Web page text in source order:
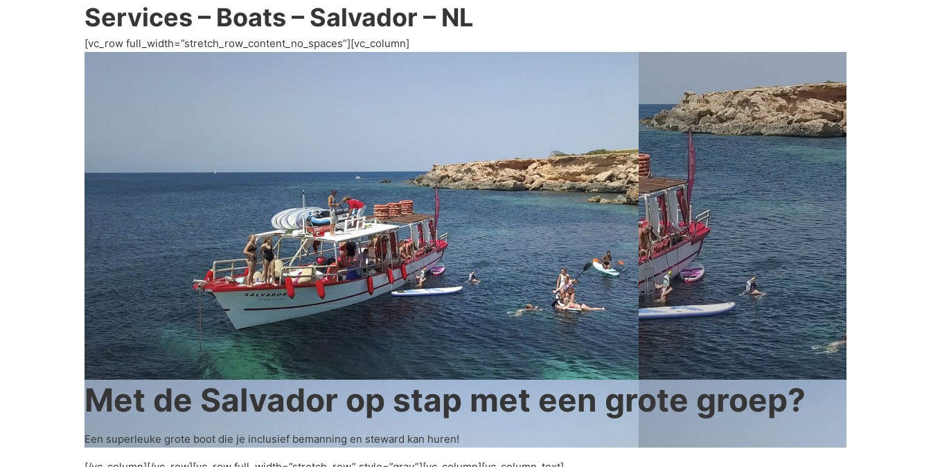
Services – Boats – Salvador – NL
[vc_row full_width=”stretch_row_content_no_spaces”][vc_column]
Met de Salvador op stap met een grote groep?
Een superleuke grote boot die je inclusief bemanning en steward kan huren!